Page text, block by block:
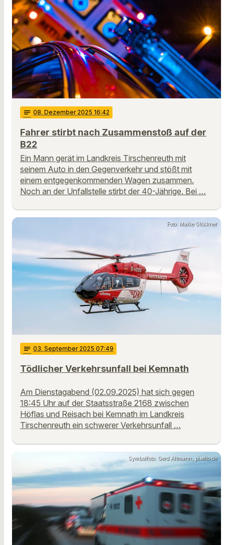
notes 08. Dezember 2025 16:42
Fahrer stirbt nach Zusammenstoß auf der
B22
Ein Mann gerät im Landkreis Tirschenreuth mit
seinem Auto in den Gegenverkehr und stößt mit
einem entgegenkommenden Wagen zusammen.
Noch an der Unfallstelle stirbt der 40-Jährige. Bei …
Foto: Maike Glöckner
notes 03. September 2025 07:49
Tödlicher Verkehrsunfall bei Kemnath
Am Dienstagabend (02.09.2025) hat sich gegen
18:45 Uhr auf der Staatsstraße 2168 zwischen
Höflas und Reisach bei Kemnath im Landkreis
Tirschenreuth ein schwerer Verkehrsunfall …
Symbolfoto: Gerd Altmann, pixelio.de